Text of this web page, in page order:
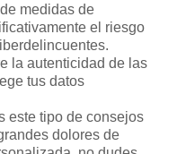
medidas de
el riesgo
la autenticidad de las
tus datos
este tipo de consejos
dolores de